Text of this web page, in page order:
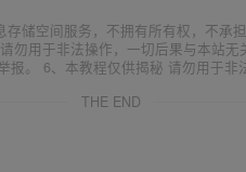
储空间服务，不拥有所有权，不承
勿用于非法操作，一切后果与本站
。 6、本教程仅供揭秘 请勿用于
THE END